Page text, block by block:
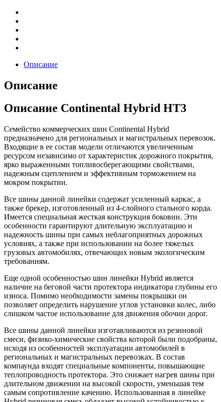
Описание
Описание
Описание Continental Hybrid HT3
Семейство коммерческих шин Continental Hybrid
предназначено для региональных и магистральных перевозок.
Входящие в ее состав модели отличаются увеличенным
ресурсом независимо от характеристик дорожного покрытия,
ярко выраженными топливосберегающими свойствами,
надежным сцеплением и эффективным торможением на
мокром покрытии.
Все шины данной линейки содержат усиленный каркас, а
также брекер, изготовленный из 4-слойного стального корда.
Имеется специальная жесткая конструкция боковин. Эти
особенности гарантируют длительную эксплуатацию и
надежность шины при самых неблагоприятных дорожных
условиях, а также при использовании на более тяжелых
грузовых автомобилях, отвечающих новым экологическим
требованиям.
Еще одной особенностью шин линейки Hybrid является
наличие на беговой части протектора индикатора глубины его
износа. Помимо необходимости замены покрышки он
позволяет определить нарушение углов установки колес, либо
слишком частое использование для движения обочин дорог.
Все шины данной линейки изготавливаются из резиновой
смеси, физико-химические свойства которой были подобраны,
исходя из особенностей эксплуатации автомобилей в
региональных и магистральных перевозках. В состав
компаунда входят специальные компоненты, повышающие
теплопроводность протектора. Это снижает нагрев шины при
длительном движении на высокой скорости, уменьшая тем
самым сопротивление качению. Использованная в линейке